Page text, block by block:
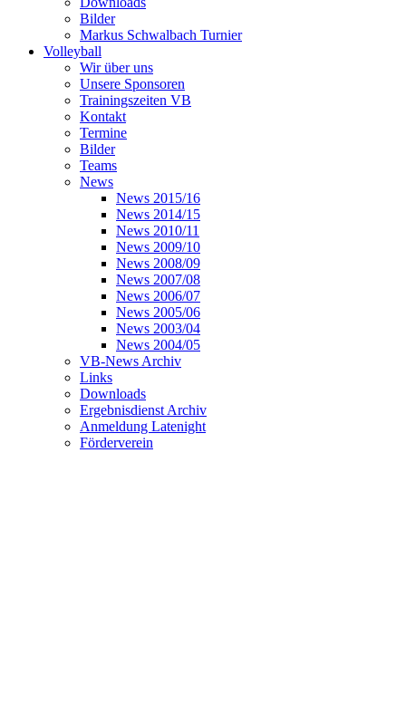
Bilder
Markus Schwalbach Turnier
Volleyball
Wir über uns
Unsere Sponsoren
Trainingszeiten VB
Kontakt
Termine
Bilder
Teams
News
News 2015/16
News 2014/15
News 2010/11
News 2009/10
News 2008/09
News 2007/08
News 2006/07
News 2005/06
News 2003/04
News 2004/05
VB-News Archiv
Links
Downloads
Ergebnisdienst Archiv
Anmeldung Latenight
Förderverein